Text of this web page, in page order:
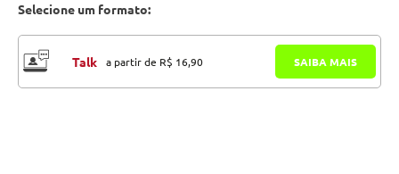
Selecione um formato:
Talk a partir de R$ 16,90 SAIBA MAIS